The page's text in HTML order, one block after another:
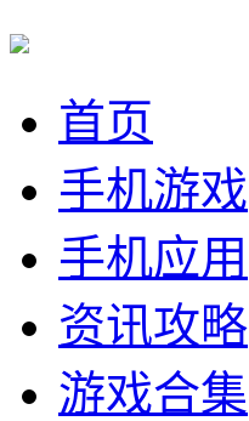
首页
手机游戏
手机应用
资讯攻略
游戏合集